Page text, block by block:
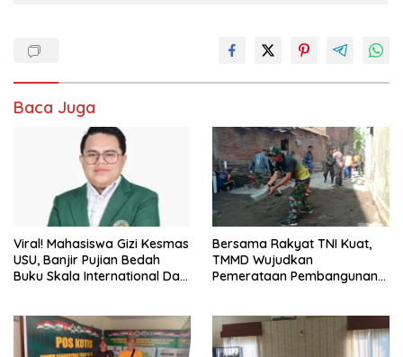
Baca Juga
Viral! Mahasiswa Gizi Kesmas
USU, Banjir Pujian Bedah
Buku Skala International Dari
Bersama Rakyat TNI Kuat,
TMMD Wujudkan
Pemerataan Pembangunan